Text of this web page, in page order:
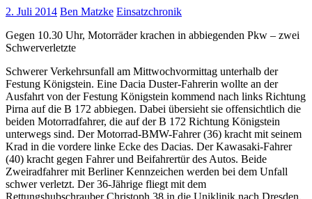
2. Juli 2014 Ben Matzke Einsatzchronik
Gegen 10.30 Uhr, Motorräder krachen in abbiegenden Pkw – zwei
Schwerverletzte
Schwerer Verkehrsunfall am Mittwochvormittag unterhalb der
Festung Königstein. Eine Dacia Duster-Fahrerin wollte an der
Ausfahrt von der Festung Königstein kommend nach links Richtung
Pirna auf die B 172 abbiegen. Dabei übersieht sie offensichtlich die
beiden Motorradfahrer, die auf der B 172 Richtung Königstein
unterwegs sind. Der Motorrad-BMW-Fahrer (36) kracht mit seinem
Krad in die vordere linke Ecke des Dacias. Der Kawasaki-Fahrer
(40) kracht gegen Fahrer und Beifahrertür des Autos. Beide
Zweiradfahrer mit Berliner Kennzeichen werden bei dem Unfall
schwer verletzt. Der 36-Jährige fliegt mit dem
Rettungshubschrauber Christoph 38 in die Uniklinik nach Dresden.